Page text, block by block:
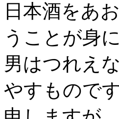
日本酒をあ
うことが身
男はつれえ
やすもので